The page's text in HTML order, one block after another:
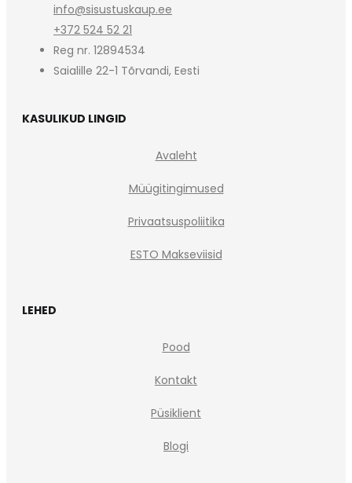
info@sisustuskaup.ee
+372 524 52 21
Reg nr. 12894534
Saialille 22-1 Tõrvandi, Eesti
KASULIKUD LINGID
Avaleht
Müügitingimused
Privaatsuspoliitika
ESTO Makseviisid
LEHED
Pood
Kontakt
Püsiklient
Blogi